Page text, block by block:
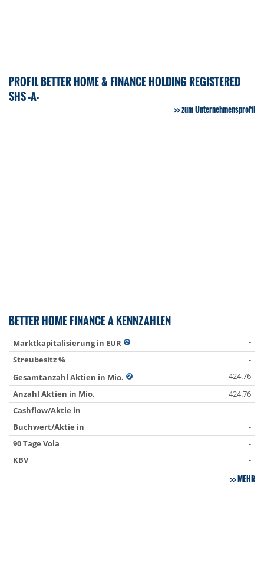
PROFIL BETTER HOME & FINANCE HOLDING REGISTERED
SHS -A-
zum Unternehmensprofil
BETTER HOME FINANCE A KENNZAHLEN
Marktkapitalisierung in EUR
-
Streubesitz %
-
Gesamtanzahl Aktien in Mio.
424.76
Anzahl Aktien in Mio.
424.76
Cashflow/Aktie in
-
Buchwert/Aktie in
-
90 Tage Vola
-
KBV
-
MEHR